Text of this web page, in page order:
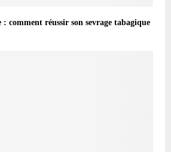
comment réussir son sevrage tabagique